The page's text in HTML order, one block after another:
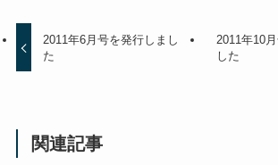
2011年6月号を発行しまし
た
2011年10
した
関連記事